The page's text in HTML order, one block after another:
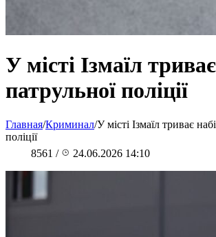
У місті Ізмаїл
патрульної поліції
Главная/Криминал/У місті Ізмаїл триває
поліції
8561 / 24.06.2026 14:10